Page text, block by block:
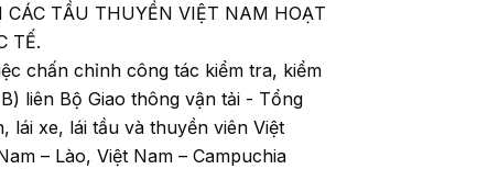
TẦU THUYỀN VIỆT NAM HOẠT
TẾ.
chấn chỉnh công tác kiểm tra, kiểm
liên Bộ Giao thông vận tải - Tổng
lái xe, lái tầu và thuyền viên Việt
– Lào, Việt Nam – Campuchia